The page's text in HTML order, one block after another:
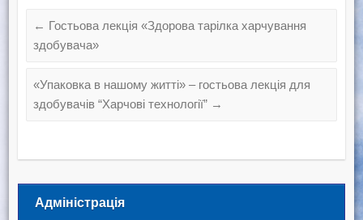
← Гостьова лекція «Здорова тарілка харчування
здобувача»
«Упаковка в нашому житті» – гостьова лекція для
здобувачів “Харчові технології” →
Адміністрація